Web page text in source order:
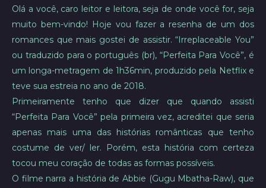
Olá a você, caro leitor e leitora, seja de onde você for, seja
muito bem-vindo! Hoje vou fazer a resenha de um dos
romances que mais gostei de assistir. “Irreplaceable You”
ou traduzido para o português (br), “Perfeita Para Você”, é
um longa-metragem de 1h36min, produzido pela Netflix e
teve sua estreia no ano de 2018.
Primeiramente tenho que dizer que quando assisti
“Perfeita Para Você” pela primeira vez, acreditei que seria
apenas mais uma das histórias românticas que tenho
costume de ver/ ler. Porém, esta história com certeza
tocou meu coração de todas as formas possíveis.
O filme narra a história de Abbie (Gugu Mbatha-Raw), que